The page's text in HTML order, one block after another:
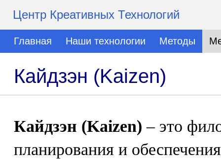
Центр Креативных Технологий
Главная Наши технологии Методы
Кайдзэн (Kaizen)
Кайдзэн (Kaizen) – это
планирования и